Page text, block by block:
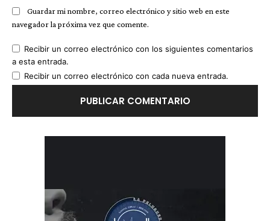
Guardar mi nombre, correo electrónico y sitio web en este
navegador la próxima vez que comente.
Recibir un correo electrónico con los siguientes comentarios
a esta entrada.
Recibir un correo electrónico con cada nueva entrada.